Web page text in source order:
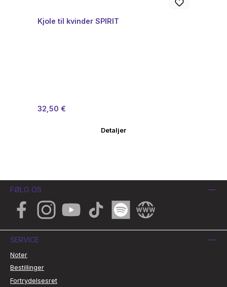
Kjole til kvinder SPIRIT
Salgspris:
32,50 €
Detaljer
FØLG OS
FacebookInstagramYouTube TikTok Spotify Website
SERVICE
Noter
Bestillinger
Fortrydelsesret